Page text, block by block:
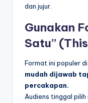
dan jujur.
Gunakan
Satu”
Format ini populer
mudah dijawab
percakapan.
Audiens tinggal pilih